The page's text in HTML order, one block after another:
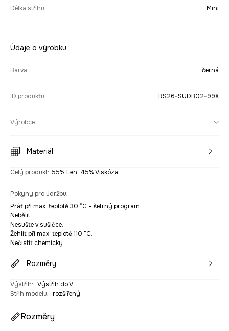
Délka střihu Mini
Údaje o výrobku
Barva černá
ID produktu RS26-SUDB02-99X
Výrobce
Materiál
Celý produkt: 55% Len, 45% Viskóza
Pokyny pro údržbu:
Prát při max. teplotě 30 °C – šetrný program.
Nebělit.
Nesušte v sušičce.
Žehlit při max. teplotě 110 °C.
Nečistit chemicky.
Rozměry
Výstřih: Výstřih do V
Střih modelu: rozšířený
Rozměry